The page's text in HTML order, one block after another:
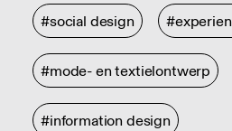
#social design
#mode- en textielontwerp
#information design